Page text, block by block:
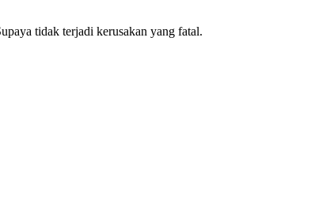
tidak terjadi kerusakan yang fatal.